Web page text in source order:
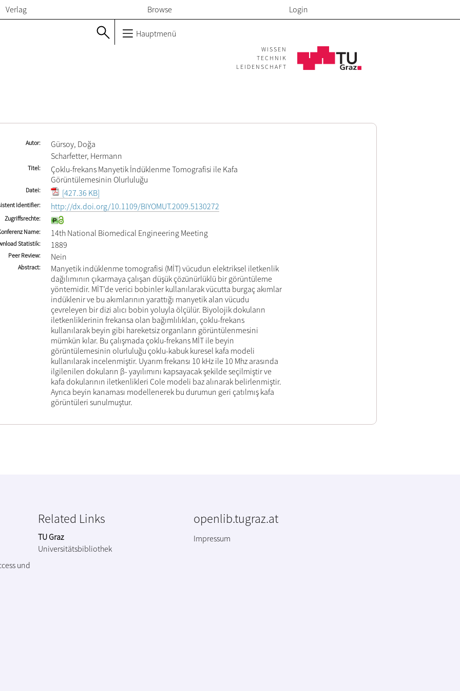
Verlag Browse Login
Hauptmenü
WISSEN
TECHNIK
LEIDENSCHAFT
Autor
Gürsoy, Doğa
Scharfetter, Hermann
Titel
Çoklu-frekans Manyetik İndüklenme Tomografisi ile Kafa
Görüntülemesinin Olurluluğu
Datei [427.36 KB]
Identifier http://dx.doi.org/10.1109/BIYOMUT.2009.5130272
Zugriffsrechte
Name
14th National Biomedical Engineering Meeting
Statistik 1889
Peer Review Nein
Abstract
Manyetik indüklenme tomografisi (MİT) vücudun elektriksel iletkenlik
dağılımının çıkarmaya çalışan düşük çözünürlüklü bir görüntüleme
yöntemidir. MİT’de verici bobinler kullanılarak vücutta burgaç akımlar
indüklenir ve bu akımlarının yarattığı manyetik alan vücudu
çevreleyen bir dizi alıcı bobin yoluyla ölçülür. Biyolojik dokuların
iletkenliklerinin frekansa olan bağımlılıkları, çoklu-frekans
kullanılarak beyin gibi hareketsiz organların görüntülenmesini
mümkün kılar. Bu çalışmada çoklu-frekans MİT ile beyin
görüntülemesinin olurluluğu çoklu-kabuk kuresel kafa modeli
kullanılarak incelenmiştir. Uyarım frekansı 10 kHz ile 10 Mhz arasında
ilgilenilen dokuların β- yayılımını kapsayacak şekilde seçilmiştir ve
kafa dokularının iletkenlikleri Cole modeli baz alınarak belirlenmiştir.
Ayrıca beyin kanaması modellenerek bu durumun geri çatılmış kafa
görüntüleri sunulmuştur.
und
Related Links
TU Graz
Universitätsbibliothek
openlib.tugraz.at
Impressum